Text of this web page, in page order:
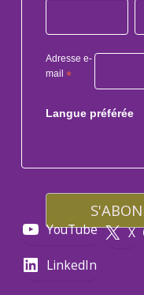
Adresse e-
mail *
Langue préférée
YouTube X
LinkedIn